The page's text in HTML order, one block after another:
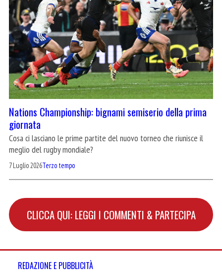
Nations Championship: bignami semiserio della prima
giornata
Cosa ci lasciano le prime partite del nuovo torneo che riunisce il
meglio del rugby mondiale?
7 Luglio 2026Terzo tempo
CLICCA QUI: LEGGI I COMMENTI & PARTECIPA
REDAZIONE E PUBBLICITÀ